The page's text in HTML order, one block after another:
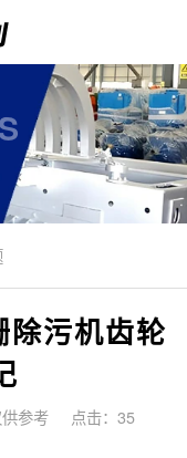
除污机齿轮
参考 点击：35